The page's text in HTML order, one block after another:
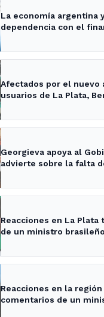
La economía argentina
dependencia con el
Afectados por el nuevo
usuarios de La Plata,
altas en el transporte
Georgieva apoya al
advierte sobre la falta
Reacciones en La Plata
de un ministro
Reacciones en la
comentarios de un